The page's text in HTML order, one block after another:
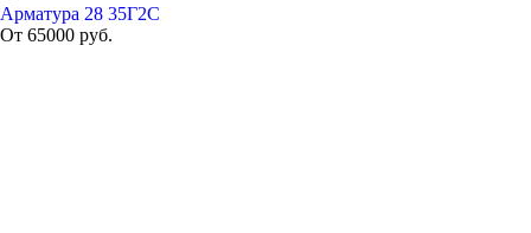
Арматура 28 35Г2С
От 65000 руб.